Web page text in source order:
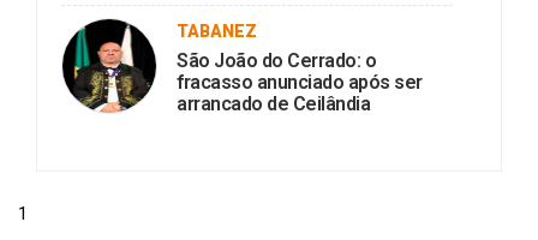
TABANEZ
São João do Cerrado: o
fracasso anunciado após ser
arrancado de Ceilândia
1